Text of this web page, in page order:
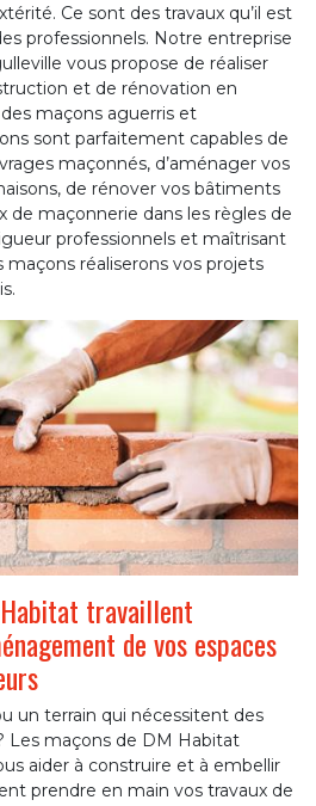
Ce sont des travaux qu’il est
professionnels. Notre entreprise
vous propose de réaliser
et de rénovation en
maçons aguerris et
sont parfaitement capables de
maçonnés, d’aménager vos
de rénover vos bâtiments
de maçonnerie dans les règles de
professionnels et maîtrisant
maçons réaliserons vos projets
travaillent
de vos espaces
un terrain qui nécessitent des
Les maçons de DM Habitat
aider à construire et à embellir
prendre en main vos travaux de